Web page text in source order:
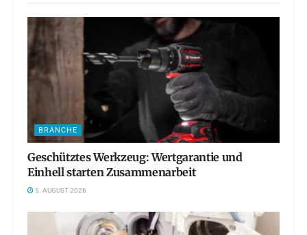
BRANCHE
Geschütztes Werkzeug: Wertgarantie und
Einhell starten Zusammenarbeit
5. AUGUST 2026